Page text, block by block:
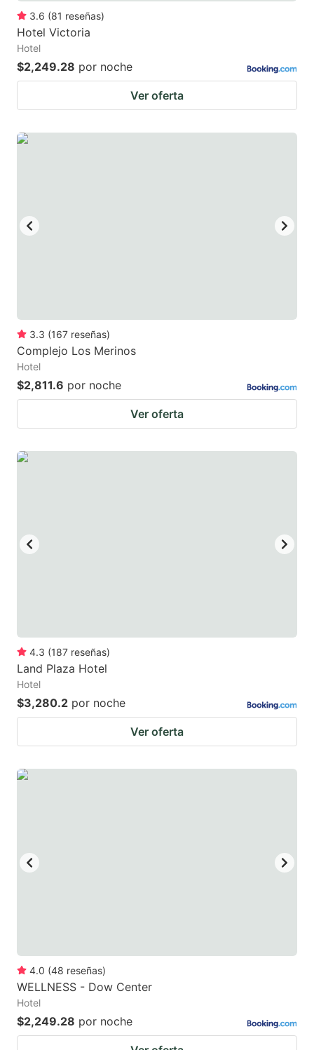
3.6 (81 reseñas)
Hotel Victoria
Hotel
$2,249.28 por noche
Ver oferta
3.3 (167 reseñas)
Complejo Los Merinos
Hotel
$2,811.6 por noche
Ver oferta
4.3 (187 reseñas)
Land Plaza Hotel
Hotel
$3,280.2 por noche
Ver oferta
4.0 (48 reseñas)
WELLNESS - Dow Center
Hotel
$2,249.28 por noche